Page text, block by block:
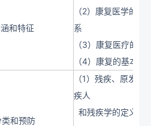
和特征
（2）康复医学的
系
（3）康复医疗的共
（4）康复的基本政
和预防
（1）残疾、原发
疾人
和残疾学的定义